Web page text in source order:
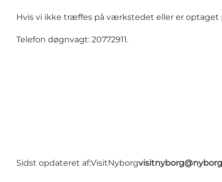
Hvis vi ikke træffes på værkstedet eller er
Telefon døgnvagt: 20772911.
Sidst opdateret af:VisitNyborg